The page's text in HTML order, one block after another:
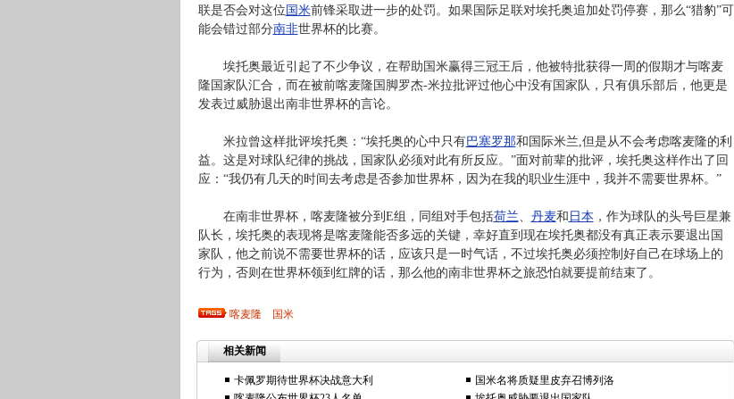
联是否会对这位 国米前锋采取进一步的处罚。如果国际足联对埃托奥追加处罚停赛，那么“猎豹”可
能会错过部分南非世界杯的比赛。
埃托奥最近引起了不少争议，在帮助国米赢得三冠王后，他被特批获得一周的假期才与喀麦
隆国家队汇合，而在被前喀麦隆国脚罗杰-米拉批评过他心中没有国家队，只有俱乐部后，他更是
发表过威胁退出南非世界杯的言论。
米拉曾这样批评埃托奥：“埃托奥的心中只有巴塞罗那和国际米兰,但是从不会考虑喀麦隆的利
益。这是对球队纪律的挑战，国家队必须对此有所反应。”面对前辈的批评，埃托奥这样作出了回
应：“我仍有几天的时间去考虑是否参加世界杯，因为在我的职业生涯中，我并不需要世界杯。”
在南非世界杯，喀麦隆被分到E组，同组对手包括荷兰、 丹麦和 日本 ，作为球队的头号巨星兼
队长，埃托奥的表现将是喀麦隆能否多远的关键，幸好直到现在埃托奥都没有真正表示要退出国
家队，他之前说不需要世界杯的话，应该只是一时气话，不过埃托奥必须控制好自己在球场上的
行为，否则在世界杯领到红牌的话，那么他的南非世界杯之旅恐怕就要提前结束了。
喀麦隆 国米
相关新闻
卡佩罗期待世界杯决战意大利
国米名将质疑里皮弃召博列洛